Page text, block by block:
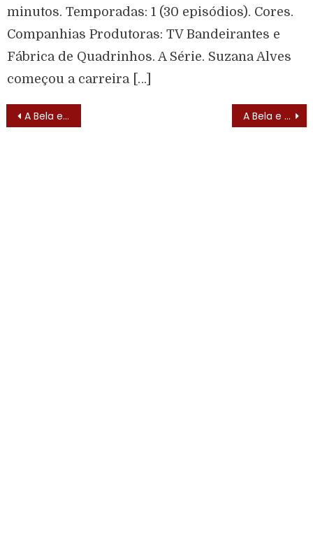
minutos. Temporadas: 1 (30 episódios). Cores.
Companhias Produtoras: TV Bandeirantes e
Fábrica de Quadrinhos. A Série. Suzana Alves
começou a carreira […]
A Bela e a Fera (Beauty And The Beast – 1987) – Elenco A Bela e a Fera (Beauty and the Beast) – Lista de Episódios